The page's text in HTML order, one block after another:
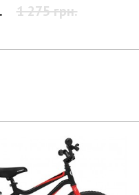
1 275 грн.